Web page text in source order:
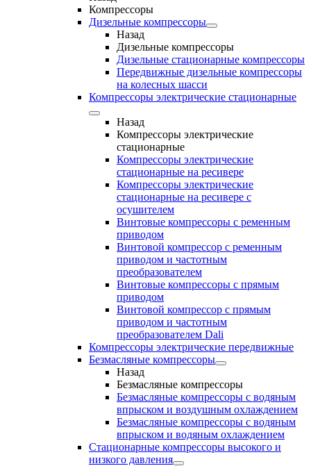
Компрессоры
Дизельные компрессоры
Назад
Дизельные компрессоры
Дизельные стационарные компрессоры
Передвижные дизельные компрессоры
на колесных шасси
Компрессоры электрические стационарные
Назад
Компрессоры электрические
стационарные
Компрессоры электрические
стационарные на ресивере
Компрессоры электрические
стационарные на ресивере с
осушителем
Винтовые компрессоры с ременным
приводом
Винтовой компрессор с ременным
приводом и частотным
преобразователем
Винтовые компрессоры с прямым
приводом
Винтовой компрессор с прямым
приводом и частотным
преобразователем Dali
Компрессоры электрические передвижные
Безмасляные компрессоры
Назад
Безмасляные компрессоры
Безмасляные компрессоры с водяным
впрыском и воздушным охлаждением
Безмасляные компрессоры с водяным
впрыском и водяным охлаждением
Стационарные компрессоры высокого и
низкого давления